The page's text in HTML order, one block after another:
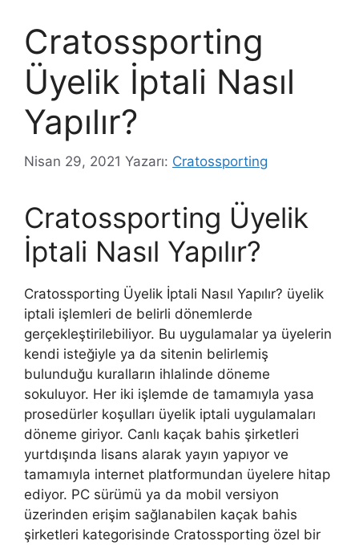
Cratossporting
Üyelik İptali Nasıl
Yapılır?
Nisan 29, 2021 Yazarı: Cratossporting
Cratossporting Üyelik
İptali Nasıl Yapılır?
Cratossporting Üyelik İptali Nasıl Yapılır? üyelik
iptali işlemleri de belirli dönemlerde
gerçekleştirilebiliyor. Bu uygulamalar ya üyelerin
kendi isteğiyle ya da sitenin belirlemiş
bulunduğu kuralların ihlalinde döneme
sokuluyor. Her iki işlemde de tamamıyla yasa
prosedürler koşulları üyelik iptali uygulamaları
döneme giriyor. Canlı kaçak bahis şirketleri
yurtdışında lisans alarak yayın yapıyor ve
tamamıyla internet platformundan üyelere hitap
ediyor. PC sürümü ya da mobil versiyon
üzerinden erişim sağlanabilen kaçak bahis
şirketleri kategorisinde Cratossporting özel bir